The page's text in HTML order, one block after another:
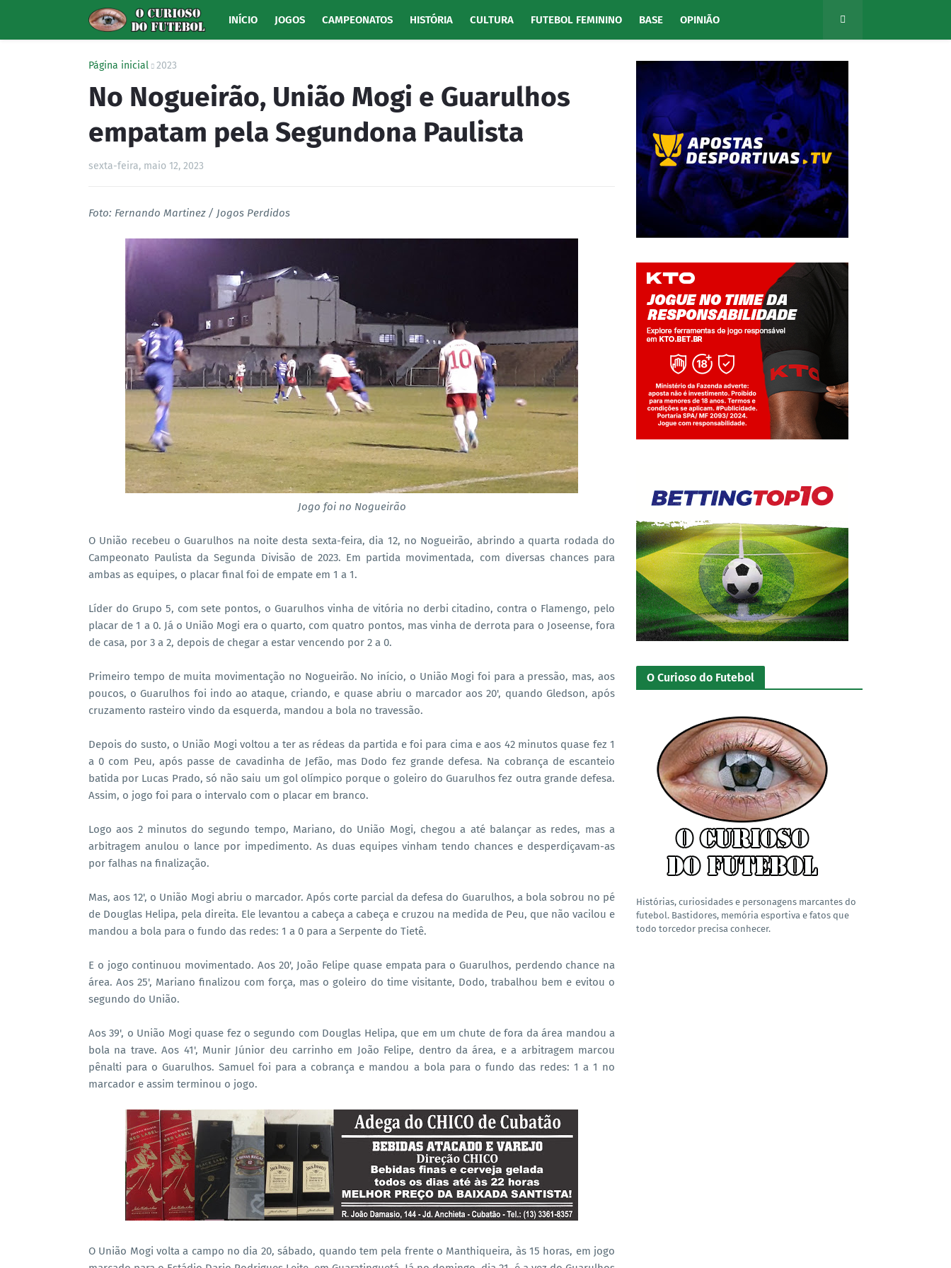
INÍCIO JOGOS CAMPEONATOS HISTÓRIA CULTURA FUTEBOL FEMININO BASE OPINIÃO
Página inicial 2023
No Nogueirão, União Mogi e Guarulhos
empatam pela Segundona Paulista
sexta-feira, maio 12, 2023
Foto: Fernando Martinez / Jogos Perdidos
Jogo foi no Nogueirão
O União recebeu o Guarulhos na noite desta sexta-feira, dia 12, no Nogueirão, abrindo a quarta rodada do
Campeonato Paulista da Segunda Divisão de 2023. Em partida movimentada, com diversas chances para
ambas as equipes, o placar final foi de empate em 1 a 1.
Líder do Grupo 5, com sete pontos, o Guarulhos vinha de vitória no derbi citadino, contra o Flamengo, pelo
placar de 1 a 0. Já o União Mogi era o quarto, com quatro pontos, mas vinha de derrota para o Joseense, fora
de casa, por 3 a 2, depois de chegar a estar vencendo por 2 a 0.
Primeiro tempo de muita movimentação no Nogueirão. No início, o União Mogi foi para a pressão, mas, aos
poucos, o Guarulhos foi indo ao ataque, criando, e quase abriu o marcador aos 20', quando Gledson, após
cruzamento rasteiro vindo da esquerda, mandou a bola no travessão.
Depois do susto, o União Mogi voltou a ter as rédeas da partida e foi para cima e aos 42 minutos quase fez 1
a 0 com Peu, após passe de cavadinha de Jefão, mas Dodo fez grande defesa. Na cobrança de escanteio
batida por Lucas Prado, só não saiu um gol olímpico porque o goleiro do Guarulhos fez outra grande defesa.
Assim, o jogo foi para o intervalo com o placar em branco.
Logo aos 2 minutos do segundo tempo, Mariano, do União Mogi, chegou a até balançar as redes, mas a
arbitragem anulou o lance por impedimento. As duas equipes vinham tendo chances e desperdiçavam-as
por falhas na finalização.
Mas, aos 12', o União Mogi abriu o marcador. Após corte parcial da defesa do Guarulhos, a bola sobrou no pé
de Douglas Helipa, pela direita. Ele levantou a cabeça a cabeça e cruzou na medida de Peu, que não vacilou e
mandou a bola para o fundo das redes: 1 a 0 para a Serpente do Tietê.
E o jogo continuou movimentado. Aos 20', João Felipe quase empata para o Guarulhos, perdendo chance na
área. Aos 25', Mariano finalizou com força, mas o goleiro do time visitante, Dodo, trabalhou bem e evitou o
segundo do União.
Aos 39', o União Mogi quase fez o segundo com Douglas Helipa, que em um chute de fora da área mandou a
bola na trave. Aos 41', Munir Júnior deu carrinho em João Felipe, dentro da área, e a arbitragem marcou
pênalti para o Guarulhos. Samuel foi para a cobrança e mandou a bola para o fundo das redes: 1 a 1 no
marcador e assim terminou o jogo.
O União Mogi volta a campo no dia 20, sábado, quando tem pela frente o Manthiqueira, às 15 horas, em jogo
Jogue com responsabilidade. 18+
O Curioso do Futebol
Histórias, curiosidades e personagens marcantes do
futebol. Bastidores, memória esportiva e fatos que
todo torcedor precisa conhecer.